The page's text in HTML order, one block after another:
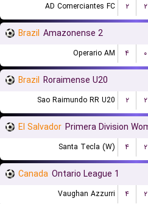
AD Comerciantes FC ۲ ۲
Brazil Amazonense 2
Operario AM ۴ ۰
Brazil Roraimense U20
Sao Raimundo RR U20 ۲ ۲
El Salvador Primera Division
Santa Tecla (W) ۴ ۲
Canada Ontario League 1
Vaughan Azzurri ۴ ۲